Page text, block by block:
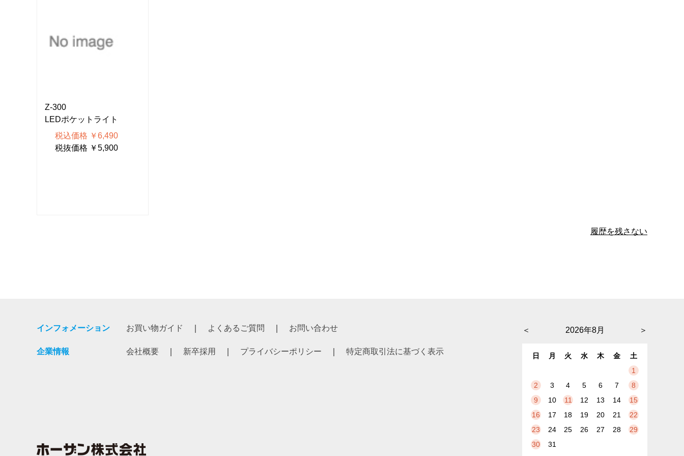
Z-300
LEDポケットライト
税込価格 ￥6,490
税抜価格 ￥5,900
履歴を残さない
インフォメーション お買い物ガイド よくあるご質問 お問い合わせ
企業情報 会社概要 新卒採用 プライバシーポリシー 特定商取引法に基づく表示
＜ ＞
2026年8月
日 月 火 水 木 金
土
1
2
3 4 5 6 7
8
9
10 11 12 13 14
15
16
17 18 19 20 21
22
23
24 25 26 27 28
29
30
31